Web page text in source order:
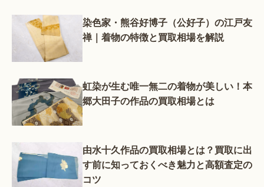
染色家・熊谷好博子（公好子）の江戸友
禅｜着物の特徴と買取相場を解説
虹染が生む唯一無二の着物が美しい！本
郷大田子の作品の買取相場とは
由水十久作品の買取相場とは？買取に出
す前に知っておくべき魅力と高額査定の
コツ